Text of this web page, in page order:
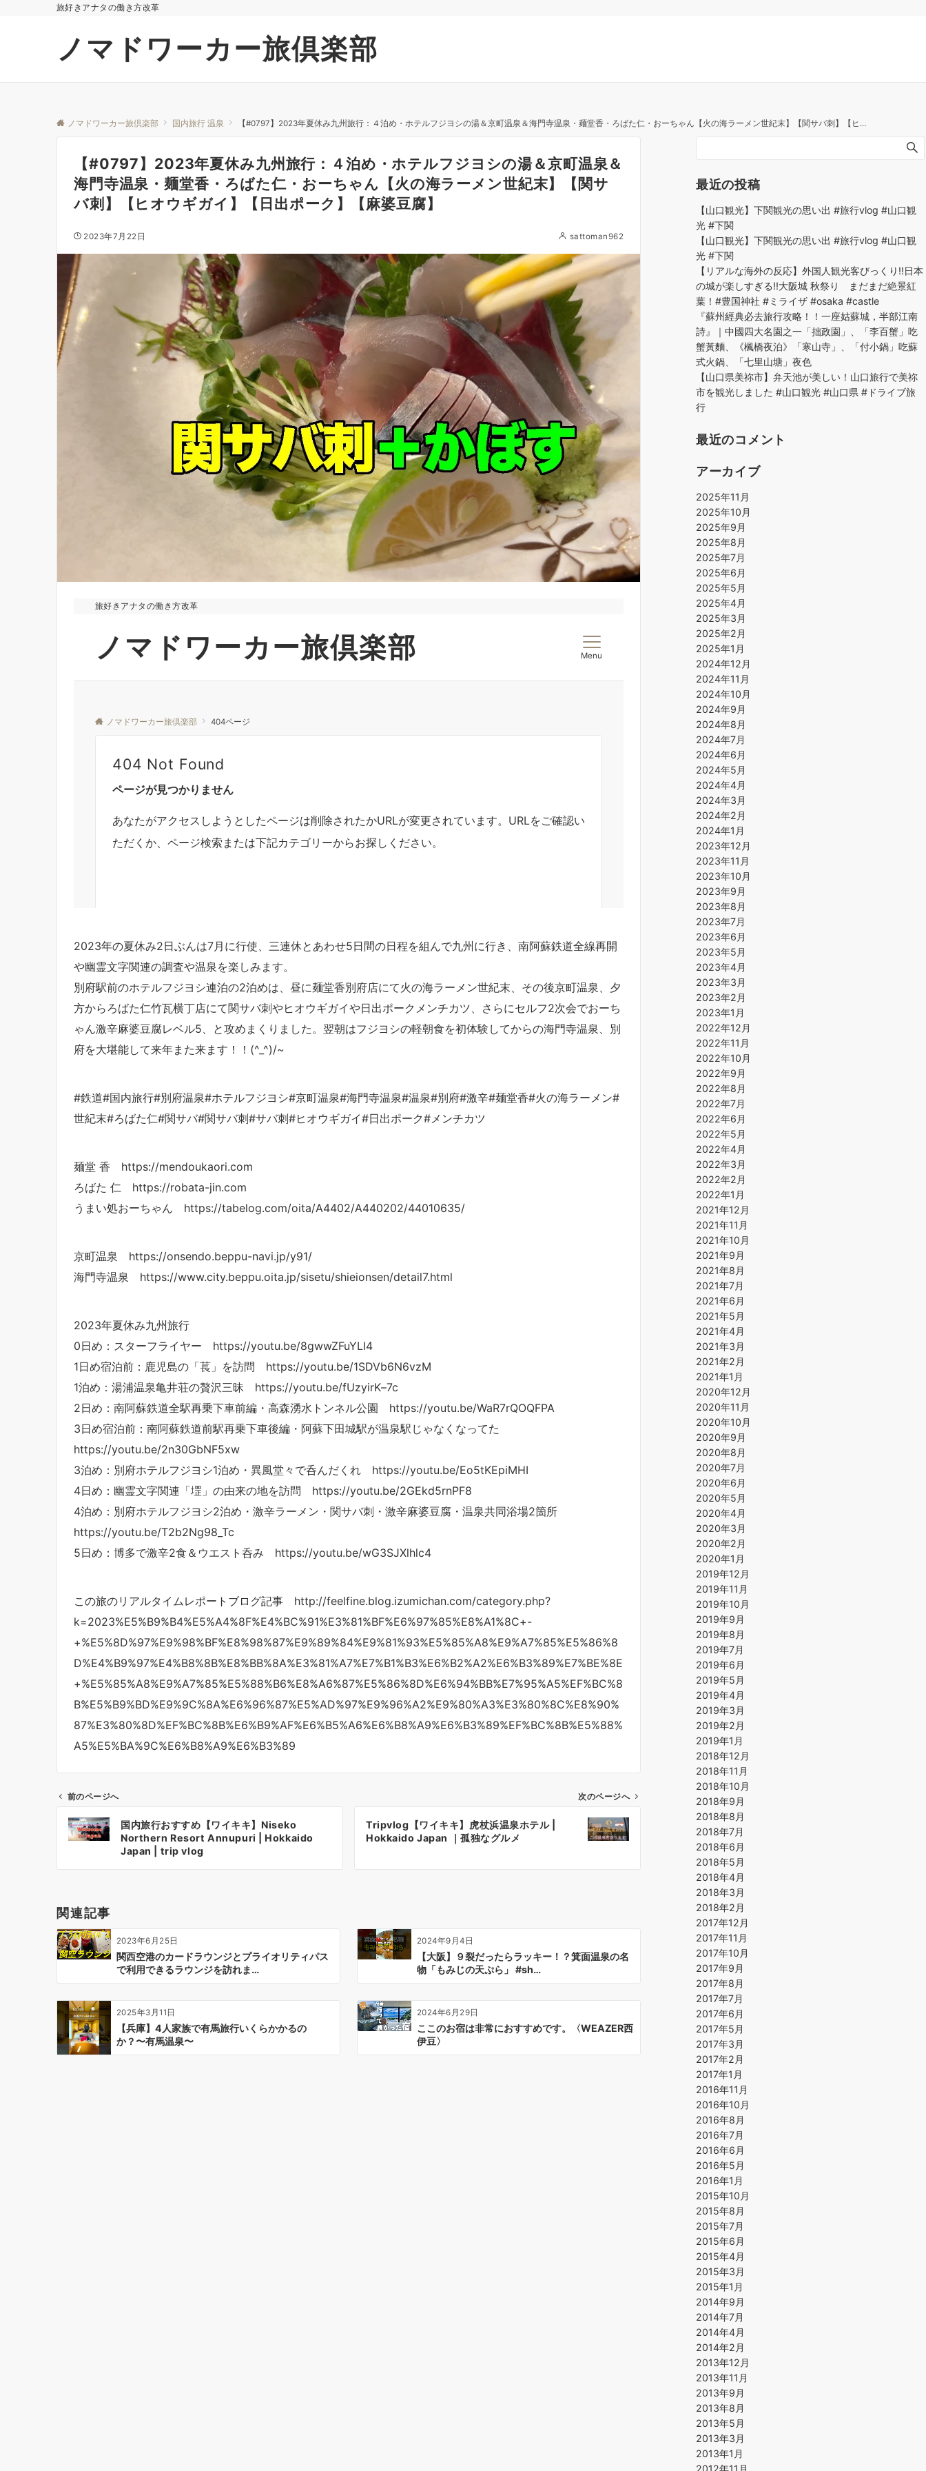
旅好きアナタの働き方改革
ノマドワーカー旅倶楽部
ノマドワーカー旅倶楽部 国内旅行 温泉 【#0797】2023年夏休み九州旅行：４泊め・ホテルフジヨシの湯＆京町温泉＆海門寺温泉・麺堂香・ろばた仁・おーちゃん【火の海ラーメン世紀末】【関サバ刺】【ヒオウギガイ】【日出ポーク】【麻婆豆腐】
【#0797】2023年夏休み九州旅行：４泊め・ホテルフジヨシの湯＆京町温泉＆
海門寺温泉・麺堂香・ろばた仁・おーちゃん【火の海ラーメン世紀末】【関サ
バ刺】【ヒオウギガイ】【日出ポーク】【麻婆豆腐】
2023年7月22日 sattoman962
2023年の夏休み2日ぶんは7月に行使、三連休とあわせ5日間の日程を組んで九州に行き、南阿蘇鉄道全線再開
や幽霊文字関連の調査や温泉を楽しみます。
別府駅前のホテルフジヨシ連泊の2泊めは、昼に麺堂香別府店にて火の海ラーメン世紀末、その後京町温泉、夕
方からろばた仁竹瓦横丁店にて関サバ刺やヒオウギガイや日出ポークメンチカツ、さらにセルフ2次会でおーち
ゃん激辛麻婆豆腐レベル5、と攻めまくりました。翌朝はフジヨシの軽朝食を初体験してからの海門寺温泉、別
府を大堪能して来年また来ます！！(^_^)/~
#鉄道#国内旅行#別府温泉#ホテルフジヨシ#京町温泉#海門寺温泉#温泉#別府#激辛#麺堂香#火の海ラーメン#
世紀末#ろばた仁#関サバ#関サバ刺#サバ刺#ヒオウギガイ#日出ポーク#メンチカツ
麺堂 香 https://mendoukaori.com
ろばた 仁 https://robata-jin.com
うまい処おーちゃん https://tabelog.com/oita/A4402/A440202/44010635/
京町温泉 https://onsendo.beppu-navi.jp/y91/
海門寺温泉 https://www.city.beppu.oita.jp/sisetu/shieionsen/detail7.html
2023年夏休み九州旅行
0日め：スターフライヤー https://youtu.be/8gwwZFuYLI4
1日め宿泊前：鹿児島の「萇」を訪問 https://youtu.be/1SDVb6N6vzM
1泊め：湯浦温泉亀井荘の贅沢三昧 https://youtu.be/fUzyirK–7c
2日め：南阿蘇鉄道全駅再乗下車前編・高森湧水トンネル公園 https://youtu.be/WaR7rQOQFPA
3日め宿泊前：南阿蘇鉄道前駅再乗下車後編・阿蘇下田城駅が温泉駅じゃなくなってた
https://youtu.be/2n30GbNF5xw
3泊め：別府ホテルフジヨシ1泊め・異風堂々で呑んだくれ https://youtu.be/Eo5tKEpiMHI
4日め：幽霊文字関連「堽」の由来の地を訪問 https://youtu.be/2GEkd5rnPF8
4泊め：別府ホテルフジヨシ2泊め・激辛ラーメン・関サバ刺・激辛麻婆豆腐・温泉共同浴場2箇所
https://youtu.be/T2b2Ng98_Tc
5日め：博多で激辛2食＆ウエスト呑み https://youtu.be/wG3SJXlhlc4
この旅のリアルタイムレポートブログ記事 http://feelfine.blog.izumichan.com/category.php?
k=2023%E5%B9%B4%E5%A4%8F%E4%BC%91%E3%81%BF%E6%97%85%E8%A1%8C+-
+%E5%8D%97%E9%98%BF%E8%98%87%E9%89%84%E9%81%93%E5%85%A8%E9%A7%85%E5%86%8
D%E4%B9%97%E4%B8%8B%E8%BB%8A%E3%81%A7%E7%B1%B3%E6%B2%A2%E6%B3%89%E7%BE%8E
+%E5%85%A8%E9%A7%85%E5%88%B6%E8%A6%87%E5%86%8D%E6%94%BB%E7%95%A5%EF%BC%8
B%E5%B9%BD%E9%9C%8A%E6%96%87%E5%AD%97%E9%96%A2%E9%80%A3%E3%80%8C%E8%90%
87%E3%80%8D%EF%BC%8B%E6%B9%AF%E6%B5%A6%E6%B8%A9%E6%B3%89%EF%BC%8B%E5%88%
A5%E5%BA%9C%E6%B8%A9%E6%B3%89
ビ
シ
ョ
ン
前のページへ
国内旅行おすすめ【ワイキキ】Niseko
Northern Resort Annupuri | Hokkaido
Japan | trip vlog
次のページへ
Tripvlog【ワイキキ】虎杖浜温泉ホテル |
Hokkaido Japan ｜孤独なグルメ
関連記事
2023年6月25日
関西空港のカードラウンジとプライオリティパス
で利用できるラウンジを訪れま…
2024年9月4日
【大阪】９裂だったらラッキー！？箕面温泉の名
物「もみじの天ぷら」 #sh…
2025年3月11日
【兵庫】4人家族で有馬旅行いくらかかるの
か？〜有馬温泉〜
2024年6月29日
ここのお宿は非常におすすめです。〈WEAZER西
伊豆〉
最近の投稿
【山口観光】下関観光の思い出 #旅行vlog #山口観
光 #下関
【山口観光】下関観光の思い出 #旅行vlog #山口観
光 #下関
【リアルな海外の反応】外国人観光客びっくり!!日本
の城が楽しすぎる!!大阪城 秋祭り まだまだ絶景紅
葉！#豊国神社 #ミライザ #osaka #castle
『蘇州經典必去旅行攻略！！一座姑蘇城，半部江南
詩』｜中國四大名園之一「拙政園」、「李百蟹」吃
蟹黃麵、《楓橋夜泊》「寒山寺」、「付小鍋」吃蘇
式火鍋、「七里山塘」夜色
【山口県美祢市】弁天池が美しい！山口旅行で美祢
市を観光しました #山口観光 #山口県 #ドライブ旅
行
最近のコメント
アーカイブ
2025年11月
2025年10月
2025年9月
2025年8月
2025年7月
2025年6月
2025年5月
2025年4月
2025年3月
2025年2月
2025年1月
2024年12月
2024年11月
2024年10月
2024年9月
2024年8月
2024年7月
2024年6月
2024年5月
2024年4月
2024年3月
2024年2月
2024年1月
2023年12月
2023年11月
2023年10月
2023年9月
2023年8月
2023年7月
2023年6月
2023年5月
2023年4月
2023年3月
2023年2月
2023年1月
2022年12月
2022年11月
2022年10月
2022年9月
2022年8月
2022年7月
2022年6月
2022年5月
2022年4月
2022年3月
2022年2月
2022年1月
2021年12月
2021年11月
2021年10月
2021年9月
2021年8月
2021年7月
2021年6月
2021年5月
2021年4月
2021年3月
2021年2月
2021年1月
2020年12月
2020年11月
2020年10月
2020年9月
2020年8月
2020年7月
2020年6月
2020年5月
2020年4月
2020年3月
2020年2月
2020年1月
2019年12月
2019年11月
2019年10月
2019年9月
2019年8月
2019年7月
2019年6月
2019年5月
2019年4月
2019年3月
2019年2月
2019年1月
2018年12月
2018年11月
2018年10月
2018年9月
2018年8月
2018年7月
2018年6月
2018年5月
2018年4月
2018年3月
2018年2月
2017年12月
2017年11月
2017年10月
2017年9月
2017年8月
2017年7月
2017年6月
2017年5月
2017年3月
2017年2月
2017年1月
2016年11月
2016年10月
2016年8月
2016年7月
2016年6月
2016年5月
2016年1月
2015年10月
2015年8月
2015年7月
2015年6月
2015年4月
2015年3月
2015年1月
2014年9月
2014年7月
2014年4月
2014年2月
2013年12月
2013年11月
2013年9月
2013年8月
2013年5月
2013年3月
2013年1月
2012年11月